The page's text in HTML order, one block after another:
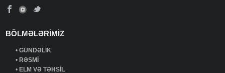
BÖLMƏLƏRİMİZ
•GÜNDƏLİK
•RƏSMİ
•ELM VƏ TƏHSİL